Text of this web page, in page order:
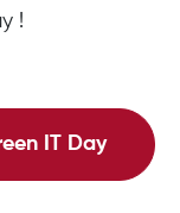
!
IT Day